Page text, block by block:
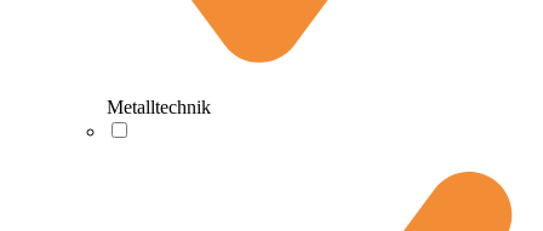
Metalltechnik